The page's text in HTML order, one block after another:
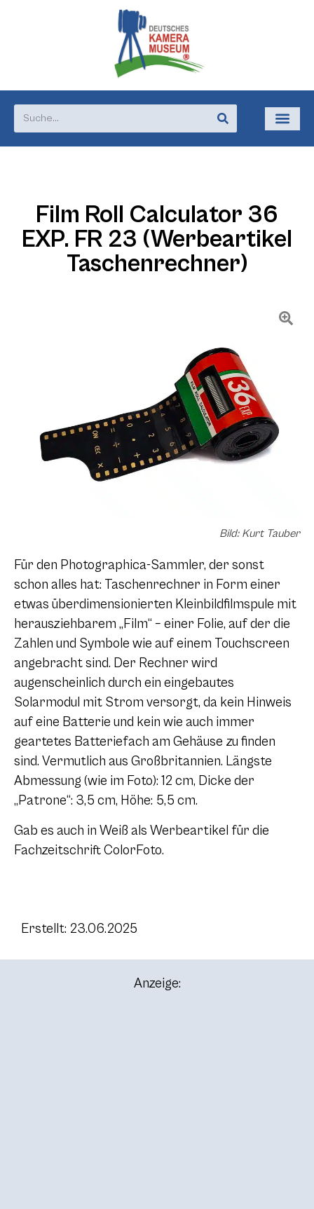
Film Roll Calculator 36
EXP. FR 23 (Werbeartikel
Taschenrechner)
Bild: Kurt Tauber
Für den Photographica-Sammler, der sonst
schon alles hat: Taschenrechner in Form einer
etwas überdimensionierten Kleinbildfilmspule mit
herausziehbarem „Film“ – einer Folie, auf der die
Zahlen und Symbole wie auf einem Touchscreen
angebracht sind. Der Rechner wird
augenscheinlich durch ein eingebautes
Solarmodul mit Strom versorgt, da kein Hinweis
auf eine Batterie und kein wie auch immer
geartetes Batteriefach am Gehäuse zu finden
sind. Vermutlich aus Großbritannien. Längste
Abmessung (wie im Foto): 12 cm, Dicke der
„Patrone“: 3,5 cm, Höhe: 5,5 cm.
Gab es auch in Weiß als Werbeartikel für die
Fachzeitschrift ColorFoto.
Erstellt: 23.06.2025
Anzeige: